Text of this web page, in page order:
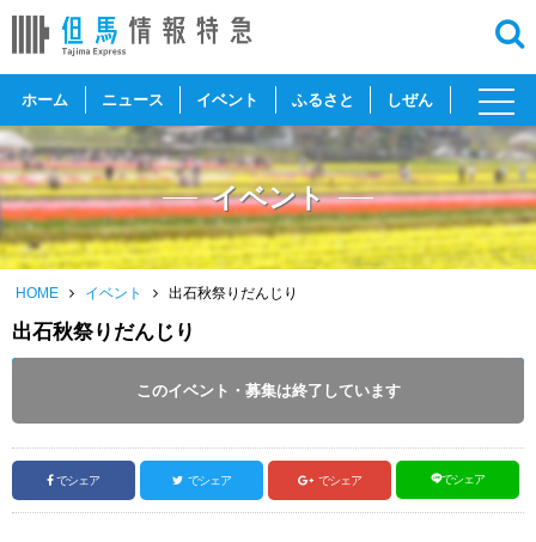
ホーム ニュース イベント ふるさと しぜん
toggle
イベント
HOME イベント 出石秋祭りだんじり
出石秋祭りだんじり
このイベント・募集は終了しています
でシェア でシェア でシェア でシェア